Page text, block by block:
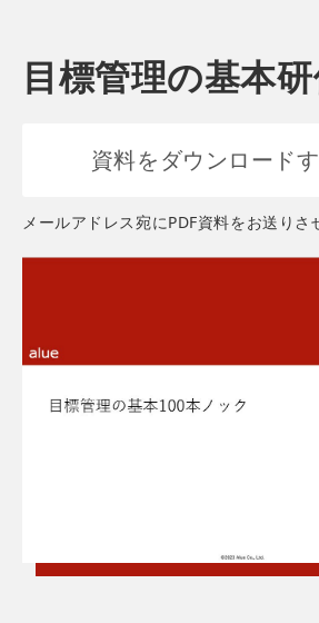
目標管理の基本
資料をダウンロード
メールアドレス宛にPDF資料をお送りさ